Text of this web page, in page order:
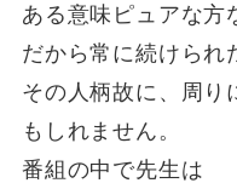
ある意味ピュアな方
だから常に続けられ
その人柄故に、周り
もしれません。
番組の中で先生は